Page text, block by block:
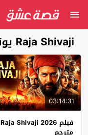
Raja Shivaji يوتيوب
03:14:31
فيلم Raja Shivaji 2026
مترجم